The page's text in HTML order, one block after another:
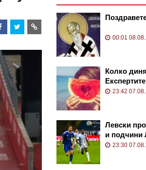
00:01
Колко
23:42
Левски
и подчини
23:30